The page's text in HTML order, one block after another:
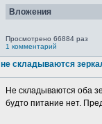
Вложения
Просмотрено 66884 раз
1 комментарий
не складываются
Не складываются оба
будто питание нет.